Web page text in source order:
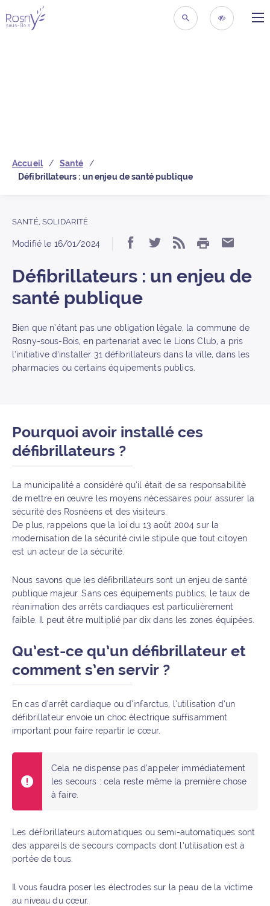
Retour à la pageRECHERCHER
Accueil
Santé
Défibrillateurs : un enjeu de santé publique
SANTÉ, SOLIDARITÉ
Modifié le 16/01/2024 Partager «
Partager «
S’abonner
IMPRIMER
Défibrillateurs : un enjeu de
santé publique
Bien que n’étant pas une obligation légale, la commune de
Rosny-sous-Bois, en partenariat avec le Lions Club, a pris
l’initiative d’installer 31 défibrillateurs dans la ville, dans les
pharmacies ou certains équipements publics.
Pourquoi avoir installé ces
défibrillateurs ?
La municipalité a considéré qu’il était de sa responsabilité
de mettre en œuvre les moyens nécessaires pour assurer la
sécurité des Rosnéens et des visiteurs.
De plus, rappelons que la loi du 13 août 2004 sur la
modernisation de la sécurité civile stipule que tout citoyen
est un acteur de la sécurité.
Nous savons que les défibrillateurs sont un enjeu de santé
publique majeur. Sans ces équipements publics, le taux de
réanimation des arrêts cardiaques est particulièrement
faible. Il peut être multiplié par dix dans les zones équipées.
Qu’est-ce qu’un défibrillateur et
comment s’en servir ?
En cas d’arrêt cardiaque ou d’infarctus, l’utilisation d’un
défibrillateur envoie un choc électrique suffisamment
important pour faire repartir le cœur.
Cela ne dispense pas d’appeler immédiatement
les secours : cela reste même la première chose
à faire.
Les défibrillateurs automatiques ou semi-automatiques sont
des appareils de secours compacts dont l’utilisation est à
portée de tous.
Il vous faudra poser les électrodes sur la peau de la victime
au niveau du cœur.